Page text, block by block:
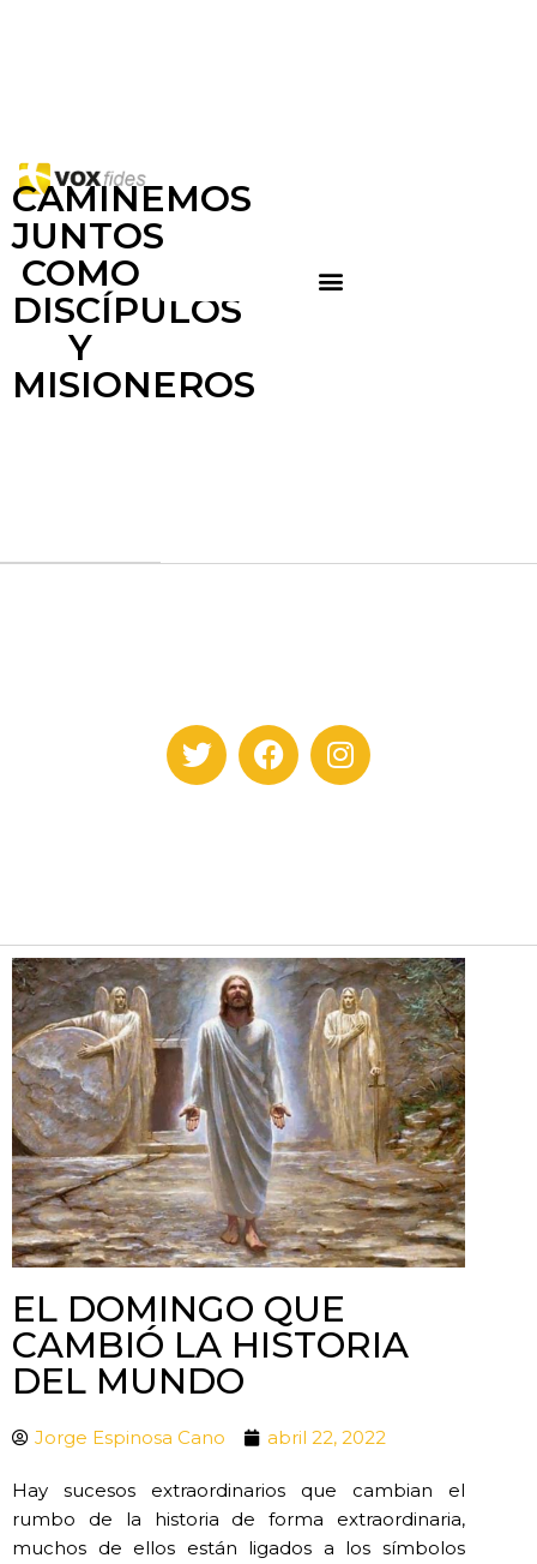
CAMINEMOS
JUNTOS
COMO
DISCÍPULOS
Y
MISIONEROS
EL DOMINGO QUE
CAMBIÓ LA HISTORIA
DEL MUNDO
Jorge Espinosa Cano abril 22, 2022
Hay sucesos extraordinarios que cambian el
rumbo de la historia de forma extraordinaria,
muchos de ellos están ligados a los símbolos